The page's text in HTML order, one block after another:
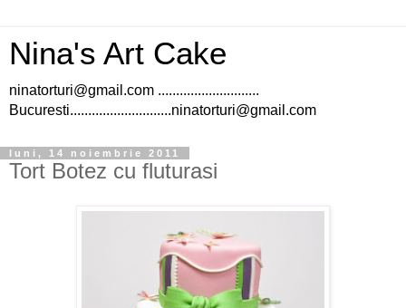
Nina's Art Cake
ninatorturi@gmail.com ............................
Bucuresti............................ninatorturi@gmail.com
luni, 14 noiembrie 2011
Tort Botez cu fluturasi